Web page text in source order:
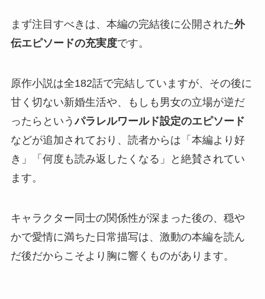
まず注目すべきは、本編の完結後に公開された外
伝エピソードの充実度です。
原作小説は全182話で完結していますが、その後に
甘く切ない新婚生活や、もしも男女の立場が逆だ
ったらというパラレルワールド設定のエピソード
などが追加されており、読者からは「本編より好
き」「何度も読み返したくなる」と絶賛されてい
ます。
キャラクター同士の関係性が深まった後の、穏や
かで愛情に満ちた日常描写は、激動の本編を読ん
だ後だからこそより胸に響くものがあります。